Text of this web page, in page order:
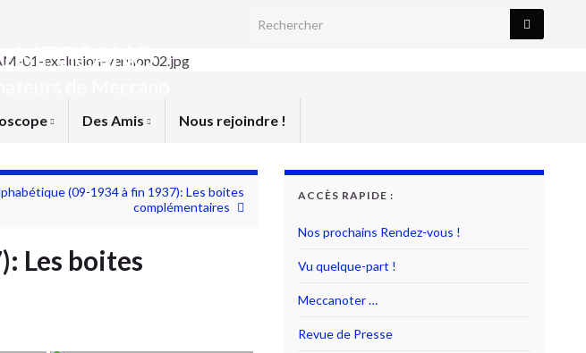
Search for:
MECCANO
Des Amis Nous rejoindre !
(09-1934 à fin 1937): Les boites
complémentaires
Les boites
ACCÈS RAPIDE :
Nos prochains Rendez-vous !
Vu quelque-part !
Meccanoter …
Revue de Presse